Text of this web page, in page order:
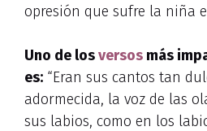
opresión que sufre la niña
Uno de losversos más
es: “Eran sus cantos tan
adormecida, la voz de las
sus labios, como en los